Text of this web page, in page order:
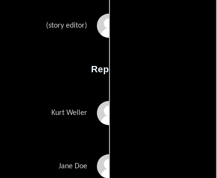
(story editor)
Reparto
Kurt Weller
Jane Doe